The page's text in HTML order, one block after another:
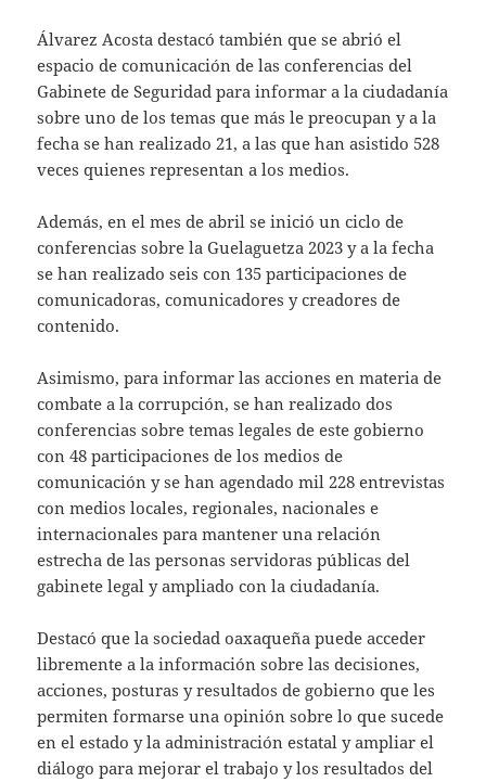
Álvarez Acosta destacó también que se abrió el
espacio de comunicación de las conferencias del
Gabinete de Seguridad para informar a la ciudadanía
sobre uno de los temas que más le preocupan y a la
fecha se han realizado 21, a las que han asistido 528
veces quienes representan a los medios.
Además, en el mes de abril se inició un ciclo de
conferencias sobre la Guelaguetza 2023 y a la fecha
se han realizado seis con 135 participaciones de
comunicadoras, comunicadores y creadores de
contenido.
Asimismo, para informar las acciones en materia de
combate a la corrupción, se han realizado dos
conferencias sobre temas legales de este gobierno
con 48 participaciones de los medios de
comunicación y se han agendado mil 228 entrevistas
con medios locales, regionales, nacionales e
internacionales para mantener una relación
estrecha de las personas servidoras públicas del
gabinete legal y ampliado con la ciudadanía.
Destacó que la sociedad oaxaqueña puede acceder
libremente a la información sobre las decisiones,
acciones, posturas y resultados de gobierno que les
permiten formarse una opinión sobre lo que sucede
en el estado y la administración estatal y ampliar el
diálogo para mejorar el trabajo y los resultados del